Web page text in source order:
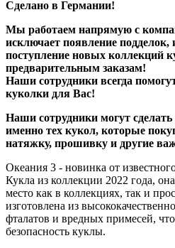
Сделано в Германии!
Мы работаем напрямую с
исключает появление подделок,
поступление новых коллекций
предварительным заказам!
Наши сотрудники всегда
куколки для Вас!
Наши сотрудники могут
именно тех кукол, которые
натяжку, прошивку и другие
Океания 3 - новинка от
Кукла из коллекции 2022 года,
место как в коллекциях, так и
изготовлена из
фталатов и вредных примесей,
безопасность куклы.